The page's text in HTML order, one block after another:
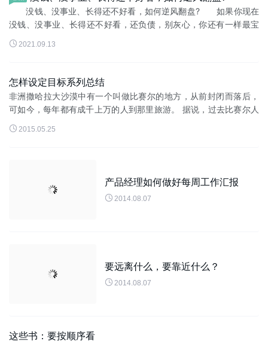
没钱、没事业、长得还不好看，如何逆风翻盘? 如果你现在
没钱、没事业、长得还不好看，还负债，别灰心，你还有一样最宝
贵的东西可以用来逆风翻盘。 现在就把这大佬们都用过的翻身
秘籍分享给你：四步，只需...
 2021.09.13
怎样设定目标系列总结
非洲撒哈拉大沙漠中有一个叫做比赛尔的地方，从前封闭而落后，
可如今，每年都有成千上万的人到那里旅游。 据说，过去比赛尔人
从来没有离开过这块贫瘠的土地，不是他们不愿意离开，而是尝试
过很多次都没有走出...
 2015.05.25
产品经理如何做好每周工作汇报
 2014.08.07
要远离什么，要靠近什么？
 2014.08.07
这些书：要按顺序看